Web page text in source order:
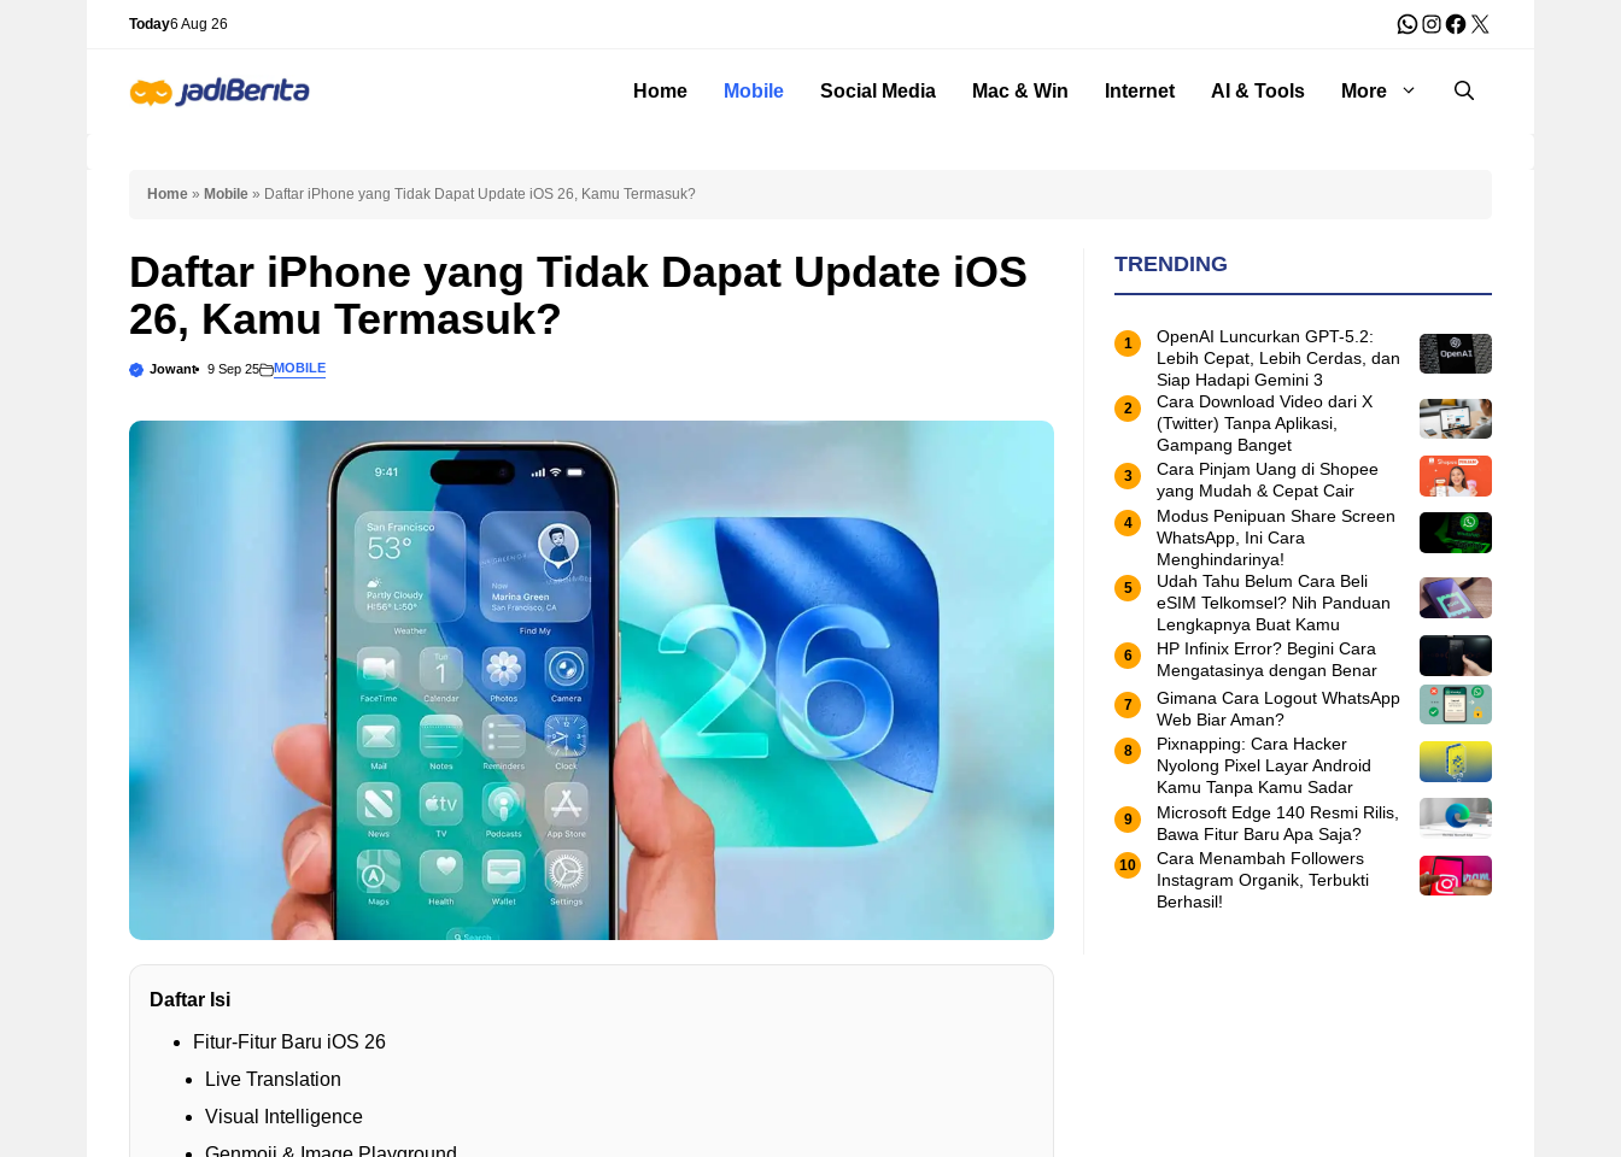
Today6 Aug 26 WhatsApp
Instagram
Facebook
X
Home Mobile Social Media Mac & Win Internet AI & Tools More
Home » Mobile » Daftar iPhone yang Tidak Dapat Update iOS 26, Kamu Termasuk?
Daftar iPhone yang Tidak Dapat Update iOS
26, Kamu Termasuk?
Jowant 9 Sep 25 MOBILE
Daftar Isi
Fitur-Fitur Baru iOS 26
Live Translation
Visual Intelligence
TRENDING
OpenAI Luncurkan GPT-5.2:
Lebih Cepat, Lebih Cerdas, dan
Siap Hadapi Gemini 3
Cara Download Video dari X
(Twitter) Tanpa Aplikasi,
Gampang Banget
Cara Pinjam Uang di Shopee
yang Mudah & Cepat Cair
Modus Penipuan Share Screen
WhatsApp, Ini Cara
Menghindarinya!
Udah Tahu Belum Cara Beli
eSIM Telkomsel? Nih Panduan
Lengkapnya Buat Kamu
HP Infinix Error? Begini Cara
Mengatasinya dengan Benar
Gimana Cara Logout WhatsApp
Web Biar Aman?
Pixnapping: Cara Hacker
Nyolong Pixel Layar Android
Kamu Tanpa Kamu Sadar
Microsoft Edge 140 Resmi Rilis,
Bawa Fitur Baru Apa Saja?
Cara Menambah Followers
Instagram Organik, Terbukti
Berhasil!